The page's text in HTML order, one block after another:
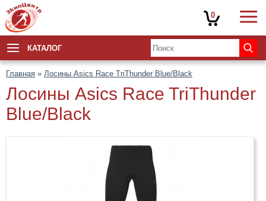
КАТАЛОГ
Главная » Лосины Asics Race TriThunder Blue/Black
Лосины Asics Race TriThunder
Blue/Black
0